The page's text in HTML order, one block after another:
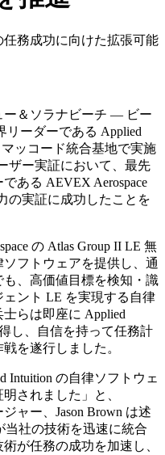
務成功に向けた拡張可能
ー＆ソラナビーチ — ビー
リーダーである Applied
ッコード統合基地で実施
ザー実証において、最先
ある AEVEX Aerospace
の実証に成功したことを
の Atlas Group II LE 無
フトウェアを提供し、通
、高価値目標を検知・識
ント LE を実現する自律
らは即座に Applied
し、自信を持って任務計
を遂行しました。
Intuition の自律ソフトウェ
されました」と、
ャー、Jason Brown は述
当社の技術を迅速に統合
が任務の成功を加速し、